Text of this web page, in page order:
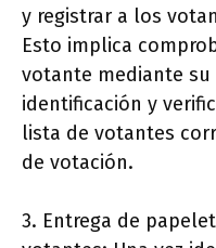
y registrar a los
Esto implica
votante mediante
identificación y
lista de votantes
de votación.
3. Entrega de